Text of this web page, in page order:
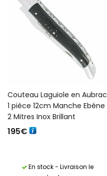
Couteau Laguiole en Aubrac
1 pièce 12cm Manche Ebène
2 Mitres Inox Brillant
195€
En stock - Livraison le